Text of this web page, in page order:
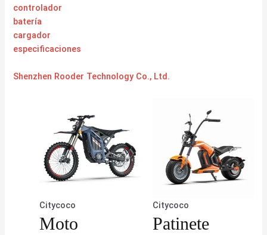
controlador
batería
cargador
especificaciones
Shenzhen Rooder Technology Co., Ltd.
Citycoco
Moto
Citycoco
Patinete